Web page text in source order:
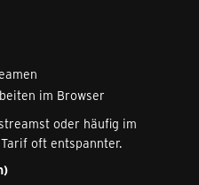
im Browser
oder häufig im
oft entspannter.